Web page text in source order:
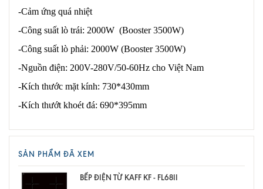
-Cảm ứng quá nhiệt
-Công suất lò trái: 2000W (Booster 3500W)
-Công suất lò phải: 2000W (Booster 3500W)
-Nguồn điện: 200V-280V/50-60Hz cho Việt Nam
-Kích thước mặt kính: 730*430mm
-Kích thướt khoét đá: 690*395mm
SẢN PHẨM ĐÃ XEM
BẾP ĐIỆN TỪ KAFF KF - FL68II